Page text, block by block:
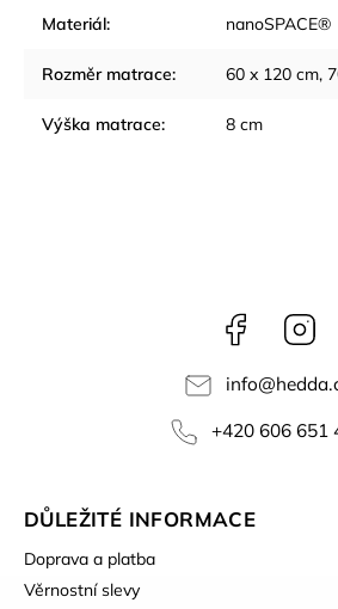
Materiál: nanoSPACE®
Rozměr matrace: 60 x 120 cm,
Výška matrace: 8 cm
Facebook
info@
+420 606 651
DŮLEŽITÉ INFORMACE
Doprava a platba
Věrnostní slevy